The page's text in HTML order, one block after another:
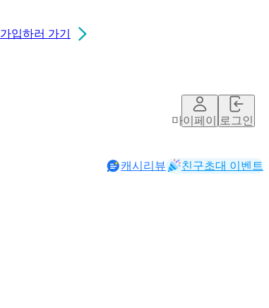
가입하러 가기
마이페이지로그인
캐시리뷰 친구초대 이벤트